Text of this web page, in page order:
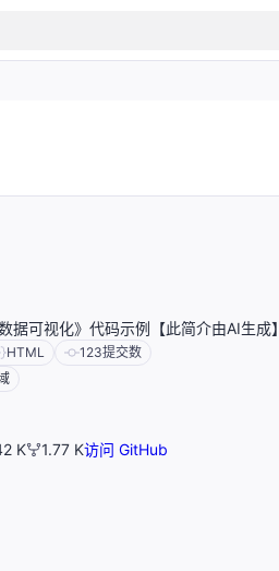
据可视化》代码示例【此简介由AI生成】
HTML 123提交数
K 1.77 K访问 GitHub